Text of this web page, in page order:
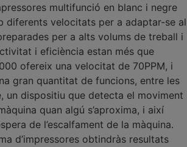
multifunció en blanc i negre
diferents velocitats per a adaptar-se al
per a alts volums de treball i
i eficiència estan més que
ofereix una velocitat de 70PPM, i
gran quantitat de funcions, entre les
un dispositiu que detecta el moviment
quan algú s’aproxima, i així
de l’escalfament de la màquina.
d’impressores obtindràs resultats